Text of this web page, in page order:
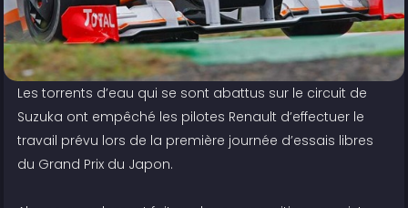
Les torrents d’eau qui se sont abattus sur le circuit de
Suzuka ont empêché les pilotes Renault d’effectuer le
travail prévu lors de la première journée d’essais libres
du Grand Prix du Japon.